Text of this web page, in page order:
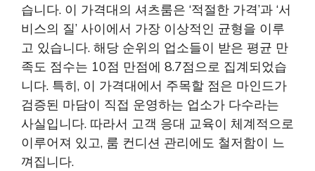
습니다. 이 가격대의 셔츠룸은 ‘적절한 가격’과 ‘서
비스의 질’ 사이에서 가장 이상적인 균형을 이루
고 있습니다. 해당 순위의 업소들이 받은 평균 만
족도 점수는 10점 만점에 8.7점으로 집계되었습
니다. 특히, 이 가격대에서 주목할 점은 마인드가
검증된 마담이 직접 운영하는 업소가 다수라는
사실입니다. 따라서 고객 응대 교육이 체계적으로
이루어져 있고, 룸 컨디션 관리에도 철저함이 느
껴집니다.